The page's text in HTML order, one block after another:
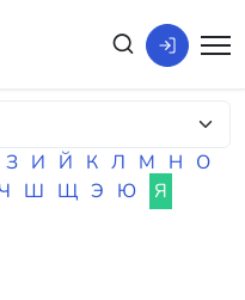
З И Й К Л М Н О
Ч Ш Щ Э Ю Я